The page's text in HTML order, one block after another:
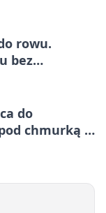
rowu.
bez
do
chmurką w